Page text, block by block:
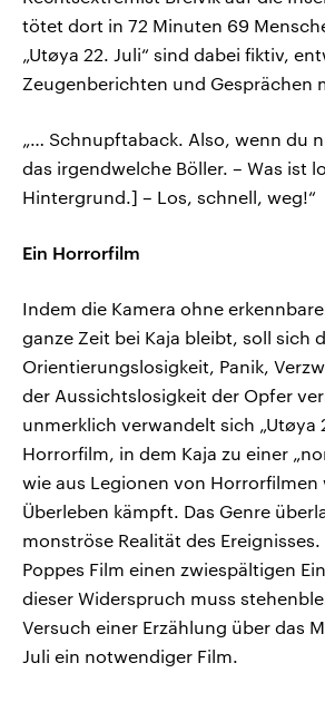
tötet dort in 72 Minuten 69
„Utøya 22. Juli“ sind dabei fiktiv,
Zeugenberichten und Gesprächen
„… Schnupftaback. Also, wenn du
das irgendwelche Böller. – Was ist
Hintergrund.] – Los, schnell, weg!“
Ein Horrorfilm
Indem die Kamera ohne
ganze Zeit bei Kaja bleibt, soll sich
Orientierungslosigkeit, Panik,
der Aussichtslosigkeit der Opfer
unmerklich verwandelt sich „Utøya
Horrorfilm, in dem Kaja zu einer
wie aus Legionen von Horrorfilmen
Überleben kämpft. Das Genre
monströse Realität des
Poppes Film einen zwiespältigen
dieser Widerspruch muss
Versuch einer Erzählung über das
Juli ein notwendiger Film.